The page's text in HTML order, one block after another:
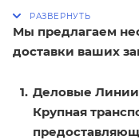
Мы предлагаем
доставки ваших
Деловые Линии
Крупная